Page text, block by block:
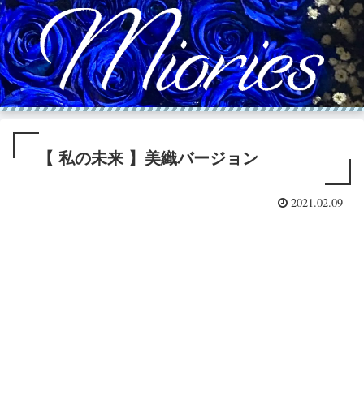
【 私の未来 】美織バージョン
2021.02.09